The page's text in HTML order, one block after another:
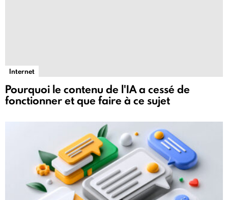
Internet
Pourquoi le contenu de l'IA a cessé de
fonctionner et que faire à ce sujet